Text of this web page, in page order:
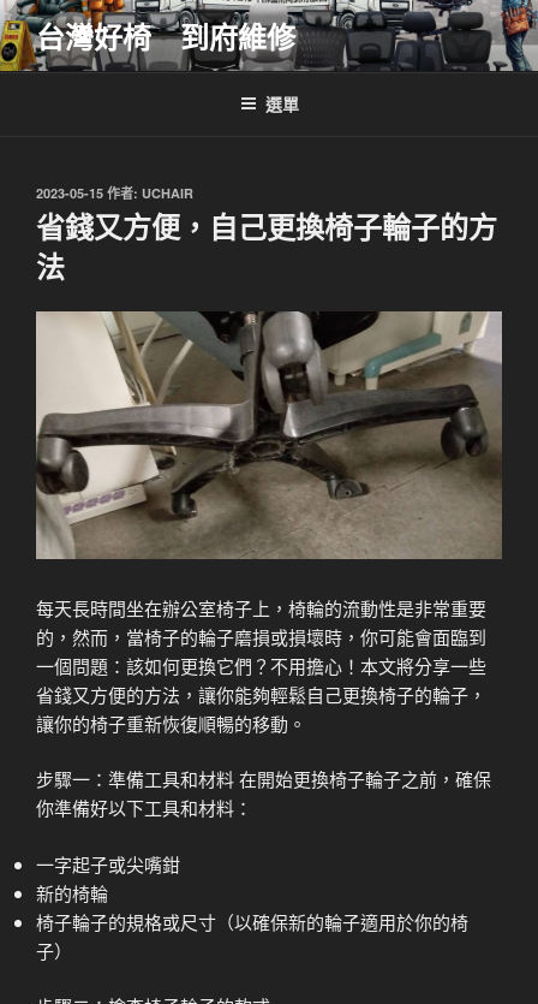
跳
至
主
台灣好椅 到府維修
選單
發
佈
於
2023-05-15 作者: UCHAIR
省錢又方便，自己更換椅子輪子的方
法
每天長時間坐在辦公室椅子上，椅輪的流動性是非常重要
的，然而，當椅子的輪子磨損或損壞時，你可能會面臨到
一個問題：該如何更換它們？不用擔心！本文將分享一些
省錢又方便的方法，讓你能夠輕鬆自己更換椅子的輪子，
讓你的椅子重新恢復順暢的移動。
步驟一：準備工具和材料 在開始更換椅子輪子之前，確保
你準備好以下工具和材料：
一字起子或尖嘴鉗
新的椅輪
椅子輪子的規格或尺寸（以確保新的輪子適用於你的椅
子）